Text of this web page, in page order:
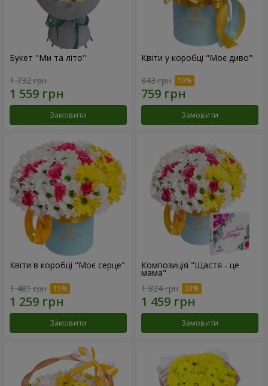
Букет "Ми та літо"
1 732 грн
Замовити
Квіти у коробці "Моє диво"
843 грн
Замовити
Квіти в коробці "Моє серце"
1 481 грн
Замовити
Композиція "Щастя - це
мама"
1 824 грн
Замовити